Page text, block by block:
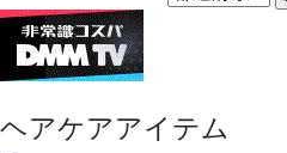
ヘアケアアイテム